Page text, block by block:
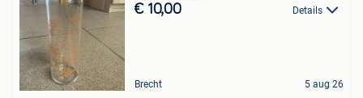
€ 10,00 Details
Brecht 5 aug 26